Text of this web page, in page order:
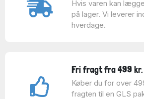
Hvis varen kan
på lager. Vi leverer
hverdage.
Fri fragt fra 499 kr.
Køber du for over
fragten til en GLS